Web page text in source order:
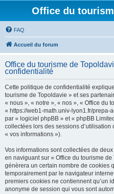
Office du
FAQ
Accueil du forum
Office du tourisme de
confidentialité
Cette politique de confidentialité
tourisme de Topoldavie » et ses
« nous », « notre », « nos », « Office du
« https://web1-math.univ-lyon1.fr/prepa-
par « logiciel phpBB » et « phpBB
collectées lors des sessions
« vos informations »).
Vos informations sont collectées de
en naviguant sur « Office du tourisme
génèrera un certain nombre de cookies
temporairement par le navigateur
premiers cookies ne contiennent qu’un
anonyme de session qui vous sont